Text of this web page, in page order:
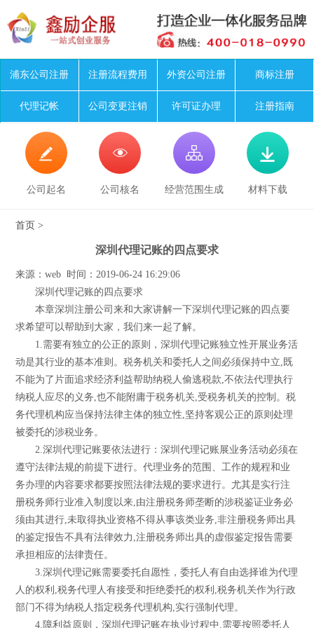
浦东公司注册 注册流程费用 外资公司注册 商标注册
代理记帐 公司变更注销 许可证办理 注册指南

公司起名

公司核名

经营范围生成

材料下载
首页 >
深圳代理记账的四点要求
来源：web 时间：2019-06-24 16:29:06
深圳代理记账的四点要求
本章深圳注册公司来和大家讲解一下深圳代理记账的四点要
求希望可以帮助到大家，我们来一起了解。
1.需要有独立的公正的原则，深圳代理记账独立性开展业务活
动是其行业的基本准则。税务机关和委托人之间必须保持中立,既
不能为了片面追求经济利益帮助纳税人偷逃税款,不依法代理执行
纳税人应尽的义务,也不能附庸于税务机关,受税务机关的控制。税
务代理机构应当保持法律主体的独立性,坚持客观公正的原则处理
被委托的涉税业务。
2.深圳代理记账要依法进行：深圳代理记账展业务活动必须在
遵守法律法规的前提下进行。代理业务的范围、工作的规程和业
务办理的内容要求都要按照法律法规的要求进行。尤其是实行注
册税务师行业准入制度以来,由注册税务师垄断的涉税鉴证业务必
须由其进行,未取得执业资格不得从事该类业务,非注册税务师出具
的鉴定报告不具有法律效力,注册税务师出具的虚假鉴定报告需要
承担相应的法律责任。
3.深圳代理记账需要委托自愿性，委托人有自由选择谁为代理
人的权利,税务代理人有接受和拒绝委托的权利,税务机关作为行政
部门不得为纳税人指定税务代理机构,实行强制代理。
4.障利益原则，深圳代理记账在执业过程中,需要按照委托人